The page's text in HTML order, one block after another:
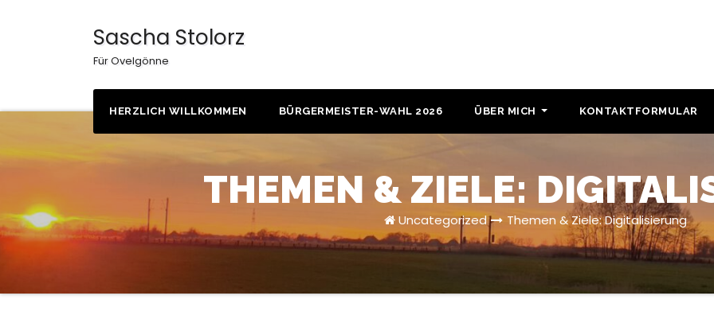
Sascha Stolorz
Für Ovelgönne
HERZLICH WILLKOMMEN BÜRGERMEISTER-WAHL 2026 ÜBER MICH KONTAKTFORMULAR
THEMEN & ZIELE:
Uncategorized Themen & Ziele: Digitalisierung